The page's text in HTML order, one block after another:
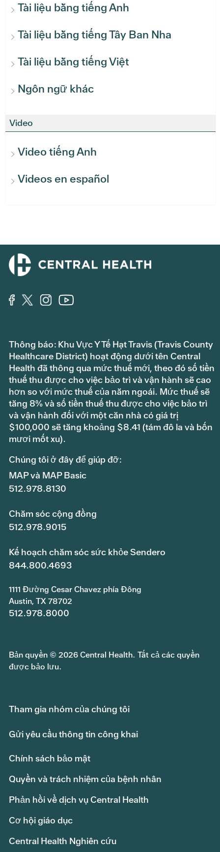
Tài liệu bằng tiếng Anh
Tài liệu bằng tiếng Tây Ban Nha
Tài liệu bằng tiếng Việt
Ngôn ngữ khác
Video
Video tiếng Anh
Videos en español
Thông báo: Khu Vực Y Tế Hạt Travis (Travis County
Healthcare District) hoạt động dưới tên Central
Health đã thông qua mức thuế mới, theo đó số tiền
thuế thu được cho việc bảo trì và vận hành sẽ cao
hơn so với mức thuế của năm ngoái. Mức thuế sẽ
tăng 8% và số tiền thuế thu được cho việc bảo trì
và vận hành đối với một căn nhà có giá trị
$100,000 sẽ tăng khoảng $8.41 (tám đô la và bốn
mươi mốt xu).
Chúng tôi ở đây để giúp đỡ:
MAP và MAP Basic
512.978.8130
Chăm sóc cộng đồng
512.978.9015
Kế hoạch chăm sóc sức khỏe Sendero
844.800.4693
1111 Đường Cesar Chavez phía Đông
Austin, TX 78702
512.978.8000
Bản quyền © 2026 Central Health. Tất cả các quyền
được bảo lưu.
Tham gia nhóm của chúng tôi
Gửi yêu cầu thông tin công khai
Chính sách bảo mật
Quyền và trách nhiệm của bệnh nhân
Phản hồi về dịch vụ Central Health
Cơ hội giáo dục
Central Health Nghiên cứu